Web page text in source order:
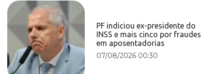
PF indiciou ex-presidente do
INSS e mais cinco por fraudes
em aposentadorias
07/08/2026 00:30